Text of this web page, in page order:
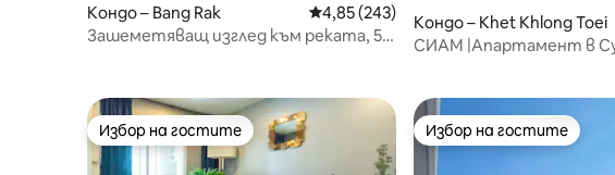
Кондо – Bang Rak Средна оценка: 4,85 от 5, 243 отзива
4,85 (243)
Зашеметяващ изглед към реката, 5
Кондо – Khet Khlong Toei
СИАМ |Апартамент в
Избор на гостите
Избор на гостите Избор на гостите
Избор на гостите